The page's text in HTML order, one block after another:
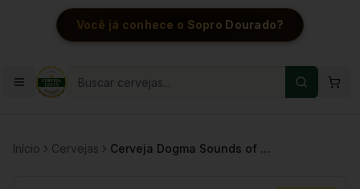
Você já conhece o Sopro Dourado?
Início Cervejas Cerveja Dogma Sounds of the Future 3 Hazy IPA 473ml